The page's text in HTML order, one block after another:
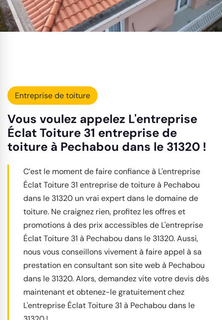
Entreprise de toiture
Vous voulez appelez L'entreprise
Éclat Toiture 31 entreprise de
toiture à Pechabou dans le 31320 !
C’est le moment de faire confiance à L'entreprise
Éclat Toiture 31 entreprise de toiture à Pechabou
dans le 31320 un vrai expert dans le domaine de
toiture. Ne craignez rien, profitez les offres et
promotions à des prix accessibles de L'entreprise
Éclat Toiture 31 à Pechabou dans le 31320. Aussi,
nous vous conseillons vivement à faire appel à sa
prestation en consultant son site web à Pechabou
dans le 31320. Alors, demandez vite votre devis dès
maintenant et obtenez-le gratuitement chez
L'entreprise Éclat Toiture 31 à Pechabou dans le